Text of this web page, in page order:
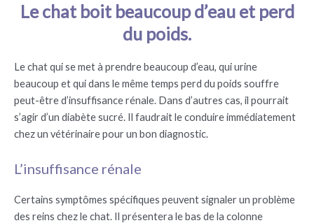
Le chat boit beaucoup d’eau et perd
du poids.
Le chat qui se met à prendre beaucoup d’eau, qui urine
beaucoup et qui dans le même temps perd du poids souffre
peut-être d’insuffisance rénale. Dans d’autres cas, il pourrait
s’agir d’un diabète sucré. Il faudrait le conduire immédiatement
chez un vétérinaire pour un bon diagnostic.
L’insuffisance rénale
Certains symptômes spécifiques peuvent signaler un problème
des reins chez le chat. Il présentera le bas de la colonne